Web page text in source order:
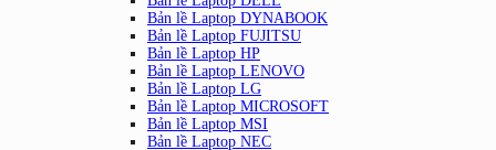
Bản lề Laptop DYNABOOK
Bản lề Laptop FUJITSU
Bản lề Laptop HP
Bản lề Laptop LENOVO
Bản lề Laptop LG
Bản lề Laptop MICROSOFT
Bản lề Laptop MSI
Bản lề Laptop NEC